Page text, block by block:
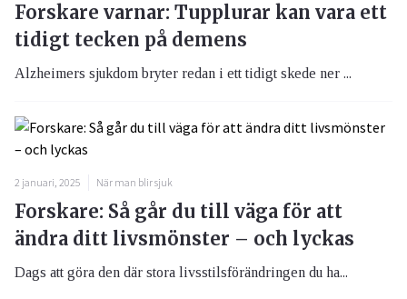
Forskare varnar: Tupplurar kan vara ett
tidigt tecken på demens
Alzheimers sjukdom bryter redan i ett tidigt skede ner ...
2 januari, 2025 När man blir sjuk
Forskare: Så går du till väga för att
ändra ditt livsmönster – och lyckas
Dags att göra den där stora livsstilsförändringen du ha...